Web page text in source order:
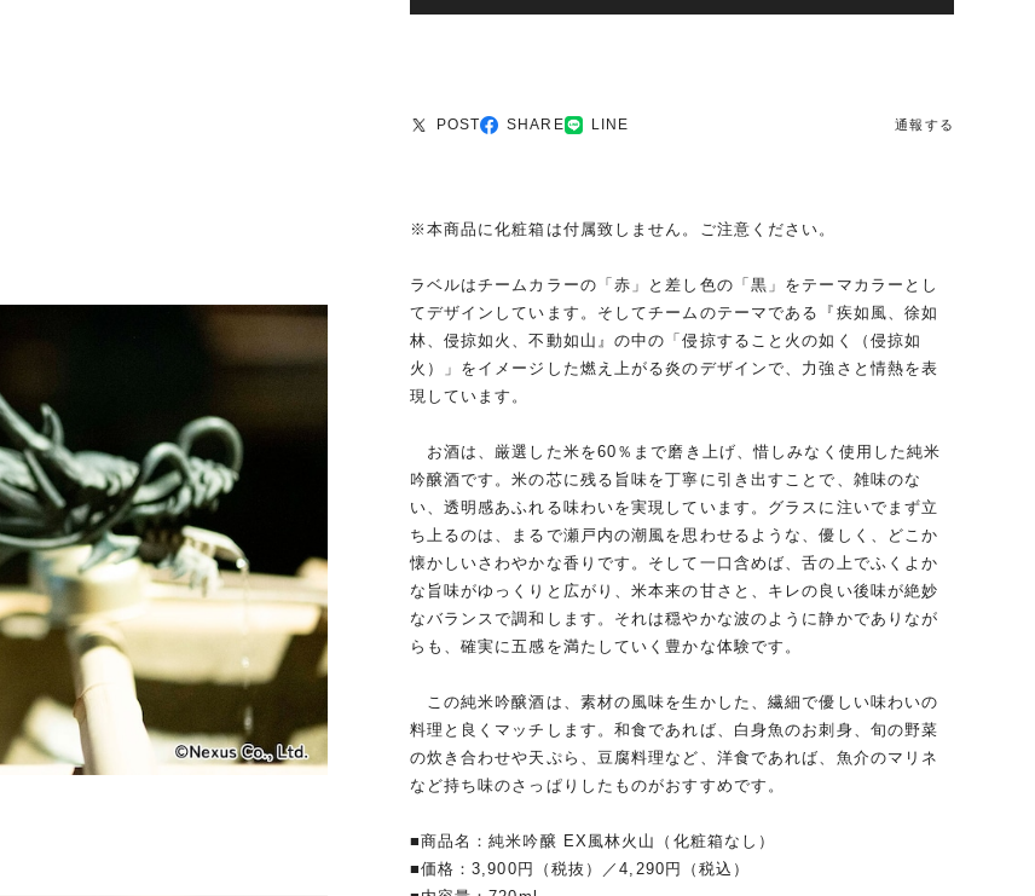
POST SHARE LINE 通報する
※本商品に化粧箱は付属致しません。ご注意ください。
ラベルはチームカラーの「赤」と差し色の「黒」をテーマカラーとし
てデザインしています。そしてチームのテーマである『疾如風、徐如
林、侵掠如火、不動如山』の中の「侵掠すること火の如く（侵掠如
火）」をイメージした燃え上がる炎のデザインで、力強さと情熱を表
現しています。
お酒は、厳選した米を60％まで磨き上げ、惜しみなく使用した純米
吟醸酒です。米の芯に残る旨味を丁寧に引き出すことで、雑味のな
い、透明感あふれる味わいを実現しています。グラスに注いでまず立
ち上るのは、まるで瀬戸内の潮風を思わせるような、優しく、どこか
懐かしいさわやかな香りです。そして一口含めば、舌の上でふくよか
な旨味がゆっくりと広がり、米本来の甘さと、キレの良い後味が絶妙
なバランスで調和します。それは穏やかな波のように静かでありなが
らも、確実に五感を満たしていく豊かな体験です。
この純米吟醸酒は、素材の風味を生かした、繊細で優しい味わいの
料理と良くマッチします。和食であれば、白身魚のお刺身、旬の野菜
の炊き合わせや天ぷら、豆腐料理など、洋食であれば、魚介のマリネ
など持ち味のさっぱりしたものがおすすめです。
■商品名：純米吟醸 EX風林火山（化粧箱なし）
■価格：3,900円（税抜）／4,290円（税込）